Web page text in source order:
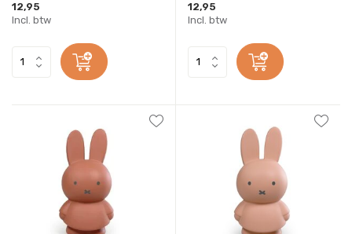
12,95
Incl. btw
12,95
Incl. btw